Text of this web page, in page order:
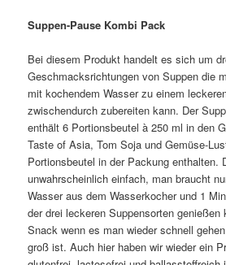
Suppen-Pause Kombi Pack
Bei diesem Produkt handelt es sich um
Geschmacksrichtungen von Suppen die
mit kochendem Wasser zu einem
zwischendurch zubereiten kann. Der
enthält 6 Portionsbeutel à 250 ml in den
Taste of Asia, Tom Soja und Gemüse-
Portionsbeutel in der Packung enthalten.
unwahrscheinlich einfach, man braucht
Wasser aus dem Wasserkocher und 1
der drei leckeren Suppensorten
Snack wenn es man wieder schnell
groß ist. Auch hier haben wir wieder ein